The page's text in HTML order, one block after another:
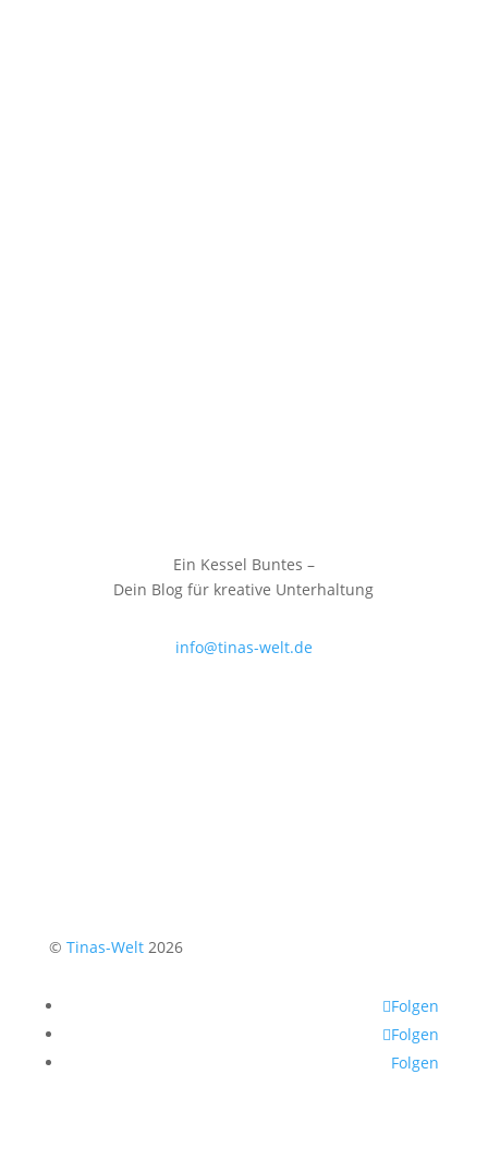
Ein Kessel Buntes –
Dein Blog für kreative Unterhaltung
info@tinas-welt.de
© Tinas-Welt2026
Folgen
Folgen
Folgen